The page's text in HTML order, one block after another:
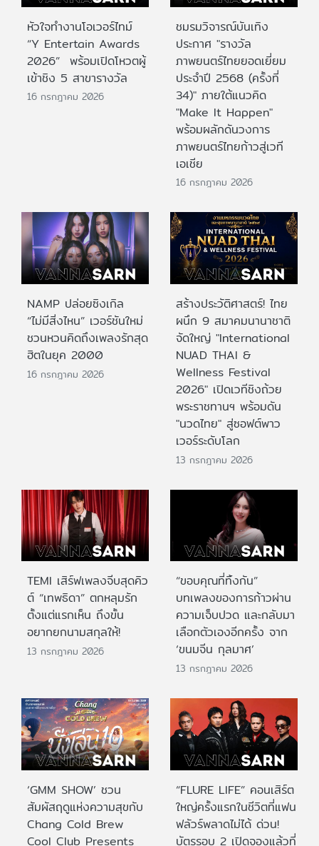
หัวใจทำงานโอเวอร์ไทม์
“Y Entertain Awards
2026” พร้อมเปิดโหวตผู้
เข้าชิง 5 สาขารางวัล
16 กรกฎาคม 2026
ชมรมวิจารณ์บันเทิง
ประกาศ "รางวัล
ภาพยนตร์ไทยยอดเยี่ยม
ประจําปี 2568 (ครั้งที่
34)" ภายใต้แนวคิด
"Make It Happen"
พร้อมผลักดันวงการ
ภาพยนตร์ไทยก้าวสู่เวที
เอเชีย
16 กรกฎาคม 2026
NAMP ปล่อยซิงเกิล
“ไม่มีสิ่งไหน” เวอร์ชันใหม่
ชวนหวนคิดถึงเพลงรักสุด
ฮิตในยุค 2000
16 กรกฎาคม 2026
สร้างประวัติศาสตร์! ไทย
ผนึก 9 สมาคมนานาชาติ
จัดใหญ่ "International
NUAD THAI &
Wellness Festival
2026" เปิดเวทีชิงถ้วย
พระราชทานฯ พร้อมดัน
"นวดไทย" สู่ซอฟต์พาว
เวอร์ระดับโลก
13 กรกฎาคม 2026
TEMI เสิร์ฟเพลงจีบสุดคิว
ต์ “เทพธิดา” ตกหลุมรัก
ตั้งแต่แรกเห็น ถึงขั้น
อยากยกนามสกุลให้!
13 กรกฎาคม 2026
“ขอบคุณที่ทิ้งกัน”
บทเพลงของการก้าวผ่าน
ความเจ็บปวด และกลับมา
เลือกตัวเองอีกครั้ง จาก
‘ขนมจีน กุลมาศ’
13 กรกฎาคม 2026
‘GMM SHOW’ ชวน
สัมผัสฤดูแห่งความสุขกับ
Chang Cold Brew
Cool Club Presents
“FLURE LIFE” คอนเสิร์ต
ใหญ่ครั้งแรกในชีวิตที่แฟน
ฟลัวร์พลาดไม่ได้ ด่วน!
บัตรรอบ 2 เปิดจองแล้วที่